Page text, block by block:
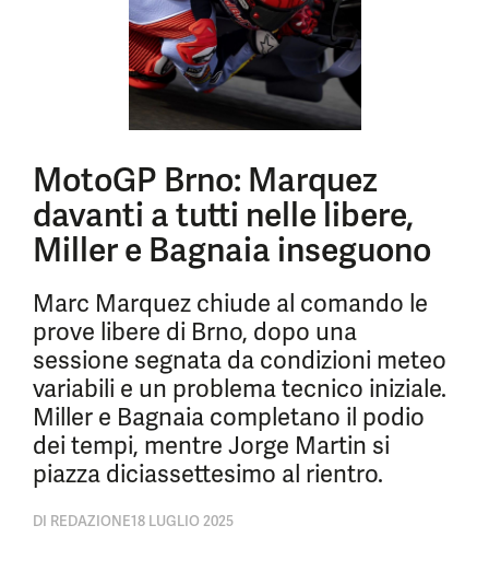
MotoGP Brno: Marquez
davanti a tutti nelle libere,
Miller e Bagnaia inseguono
Marc Marquez chiude al comando le
prove libere di Brno, dopo una
sessione segnata da condizioni meteo
variabili e un problema tecnico iniziale.
Miller e Bagnaia completano il podio
dei tempi, mentre Jorge Martin si
piazza diciassettesimo al rientro.
DI REDAZIONE18 LUGLIO 2025